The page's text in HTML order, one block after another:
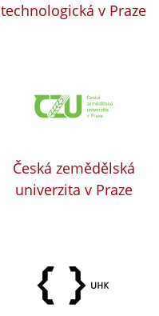
technologická v Praze
Česká zemědělská
univerzita v Praze